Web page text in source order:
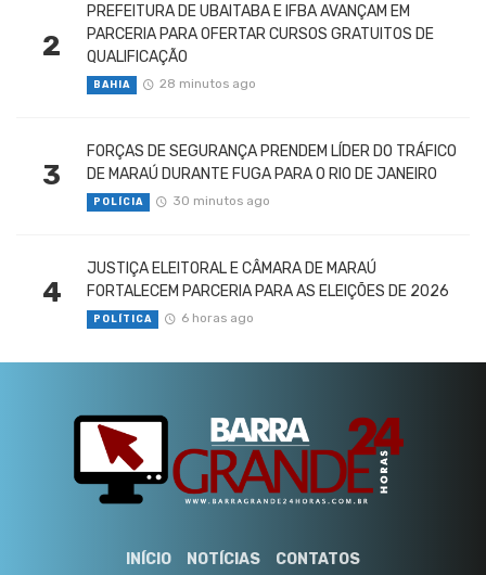
2
PREFEITURA DE UBAITABA E IFBA AVANÇAM EM
PARCERIA PARA OFERTAR CURSOS GRATUITOS DE
QUALIFICAÇÃO
BAHIA 28 minutos ago
3
FORÇAS DE SEGURANÇA PRENDEM LÍDER DO TRÁFICO
DE MARAÚ DURANTE FUGA PARA O RIO DE JANEIRO
POLÍCIA 30 minutos ago
4
JUSTIÇA ELEITORAL E CÂMARA DE MARAÚ
FORTALECEM PARCERIA PARA AS ELEIÇÕES DE 2026
POLÍTICA 6 horas ago
INÍCIO NOTÍCIAS CONTATOS